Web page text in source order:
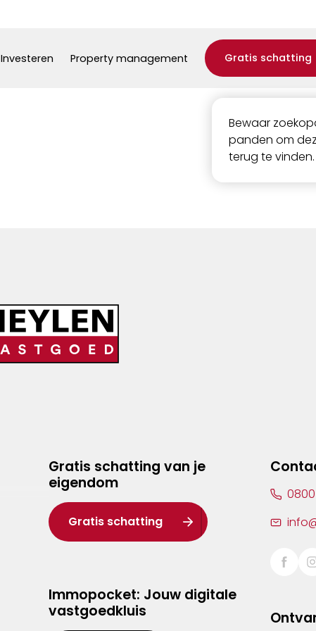
Investeren Property management Gratis schatting
Bewaar
panden om
terug te vinden.
Gratis schatting van je
eigendom
Gratis schatting
Immopocket: Jouw digitale
vastgoedkluis